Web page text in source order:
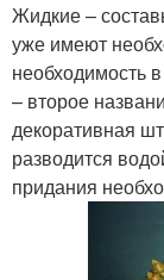
Жидкие –
уже имеют
необходимость
– второе
декоративная
разводится
придания